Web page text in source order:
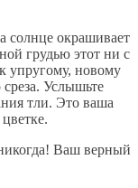
солнце окрашивает
грудью этот ни с
упругому, новому
Услышьте
тли. Это ваша
Ваш верный